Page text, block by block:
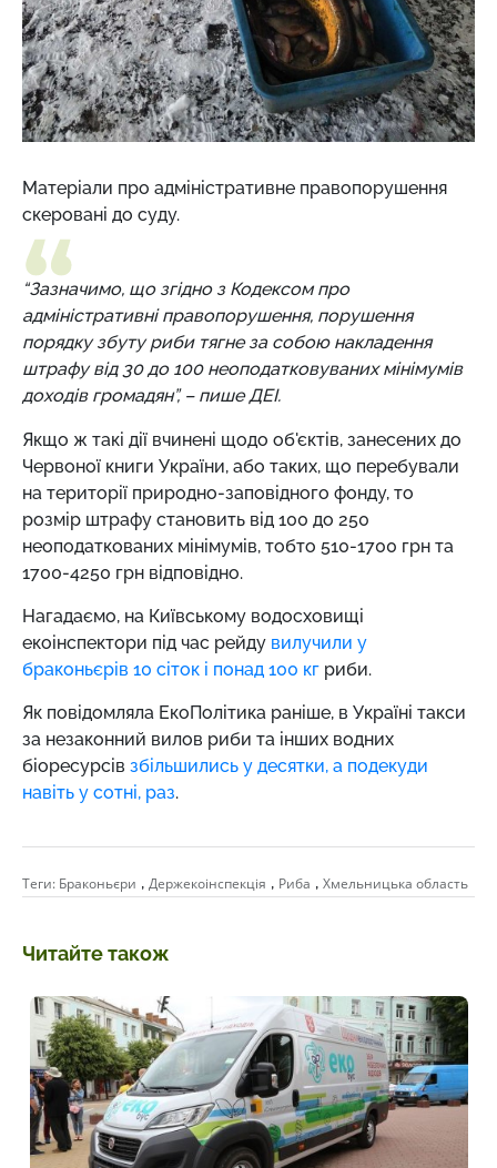
Матеріали про адміністративне правопорушення
скеровані до суду.
“Зазначимо, що згідно з Кодексом про
адміністративні правопорушення, порушення
порядку збуту риби тягне за собою накладення
штрафу від 30 до 100 неоподатковуваних мінімумів
доходів громадян”, – пише ДЕІ.
Якщо ж такі дії вчинені щодо об'єктів, занесених до
Червоної книги України, або таких, що перебували
на території природно-заповідного фонду, то
розмір штрафу становить від 100 до 250
неоподаткованих мінімумів, тобто 510-1700 грн та
1700-4250 грн відповідно.
Нагадаємо, на Київському водосховищі
екоінспектори під час рейду вилучили у
браконьєрів 10 сіток і понад 100 кг риби.
Як повідомляла ЕкоПолітика раніше, в Україні такси
за незаконний вилов риби та інших водних
біоресурсів збільшились у десятки, а подекуди
навіть у сотні, раз.
Теги: Браконьєри , Держекоінспекція , Риба , Хмельницька область
Читайте також